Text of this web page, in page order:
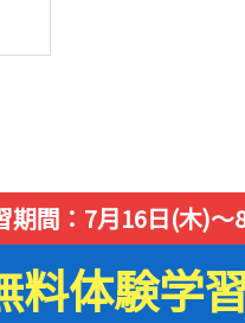
期間：7月16日(木)～
料体験学